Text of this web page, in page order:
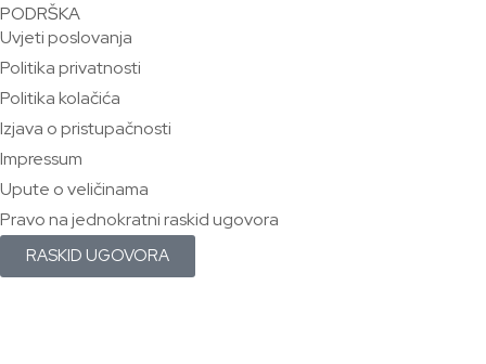
PODRŠKA
Uvjeti poslovanja
Politika privatnosti
Politika kolačića
Izjava o pristupačnosti
Impressum
Upute o veličinama
Pravo na jednokratni raskid ugovora
RASKID UGOVORA